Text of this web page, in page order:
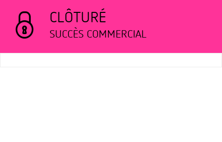
CLÔTURÉ
SUCCÈS COMMERCIAL